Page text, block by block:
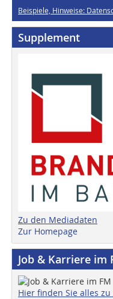
Beispiele, Hinweise:
Supplement
Zu den Mediadaten
Zur Homepage
Job & Karriere im
Hier finden Sie alles